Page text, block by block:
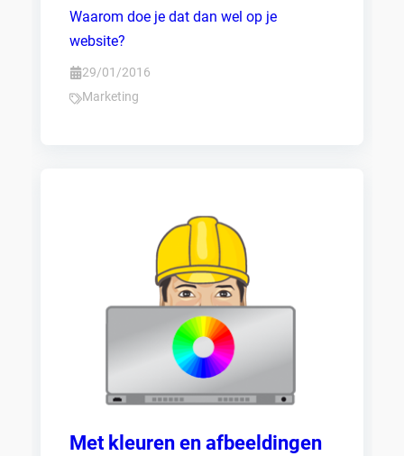
Waarom doe je dat dan wel op je
website?
29/01/2016
Marketing
Met kleuren en afbeeldingen